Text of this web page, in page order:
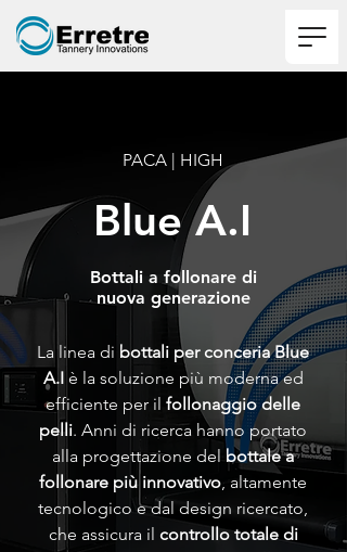
PACA | HIGH
Blue A.I
Bottali a follonare di
nuova generazione
La linea di bottali per conceria Blue
A.Iè la soluzione più moderna ed
efficiente per il follonaggio delle
pelli. Anni di ricerca hanno portato
alla progettazione del bottale a
follonare più innovativo, altamente
tecnologico e dal design ricercato,
che assicura il controllo totale di